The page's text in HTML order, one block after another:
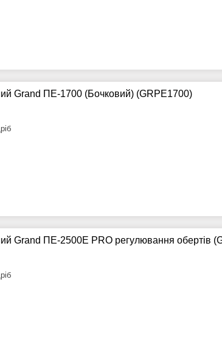
Grand ПЕ-1700 (Бочковий) (GRPE1700)
Grand ПЕ-2500E PRO регулювання обертів